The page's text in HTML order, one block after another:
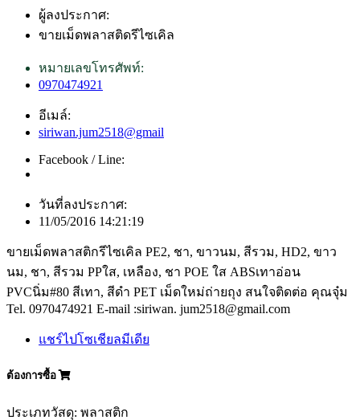
ผู้ลงประกาศ:
ขายเม็ดพลาสติดรีไซเคิล
หมายเลขโทรศัพท์:
0970474921
อีเมล์:
siriwan.jum2518@gmail
Facebook / Line:
วันที่ลงประกาศ:
11/05/2016 14:21:19
ขายเม็ดพลาสติกรีไซเคิล PE2, ชา, ขาวนม, สีรวม, HD2, ขาว
นม, ชา, สีรวม PPใส, เหลือง, ชา POE ใส ABSเทาอ่อน
PVCนิ่ม#80 สีเทา, สีดำ PET เม็ดใหม่ถ่ายถุง สนใจติดต่อ คุณจุ๋ม
Tel. 0970474921 E-mail :siriwan. jum2518@gmail.com
แชร์ไปโซเชียลมีเดีย
ต้องการซื้อ
ประเภทวัสดุ: พลาสติก